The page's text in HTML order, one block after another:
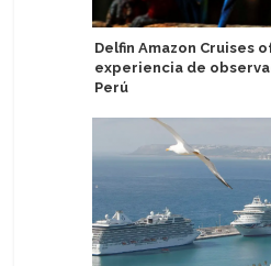
Delfin Amazon Cruises
experiencia de
Perú